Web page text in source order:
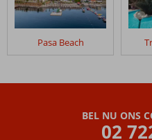
hun
verblijf
Beoordelingen
Pasa Beach
BEL NU ONS
02